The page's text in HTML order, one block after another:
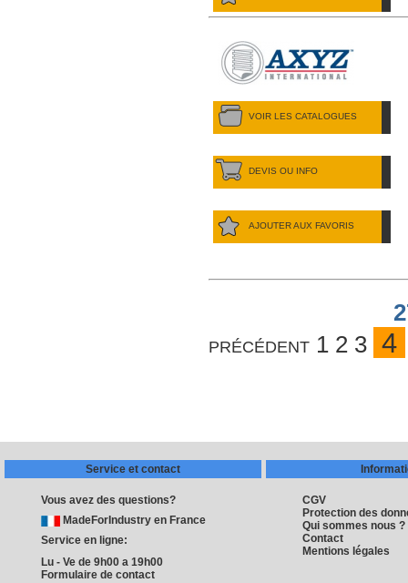
VOIR LES CATALOGUES
DEVIS OU INFO
AJOUTER AUX FAVORIS
précédent 1 2 3 4
Service et contact
Vous avez des questions?
MadeForIndustry en France
Service en ligne:
Lu - Ve de 9h00 a 19h00
Formulaire de contact
CGV
Protection des
Qui sommes nous ?
Contact
Mentions légales